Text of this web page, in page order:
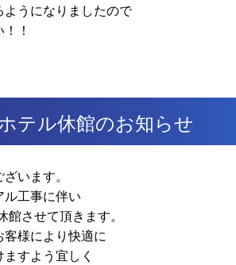
うになりましたので
！
テル休館のお知らせ
います。
工事に伴い
させて頂きます。
様により快適に
すよう宜しく